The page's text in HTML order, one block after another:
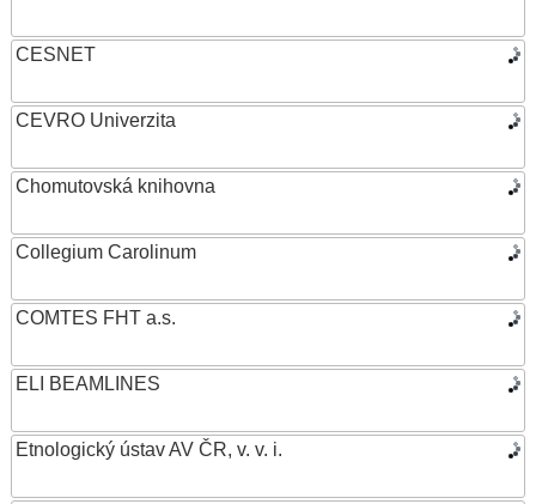
CESNET
CEVRO Univerzita
Chomutovská knihovna
Collegium Carolinum
COMTES FHT a.s.
ELI BEAMLINES
Etnologický ústav AV ČR, v. v. i.